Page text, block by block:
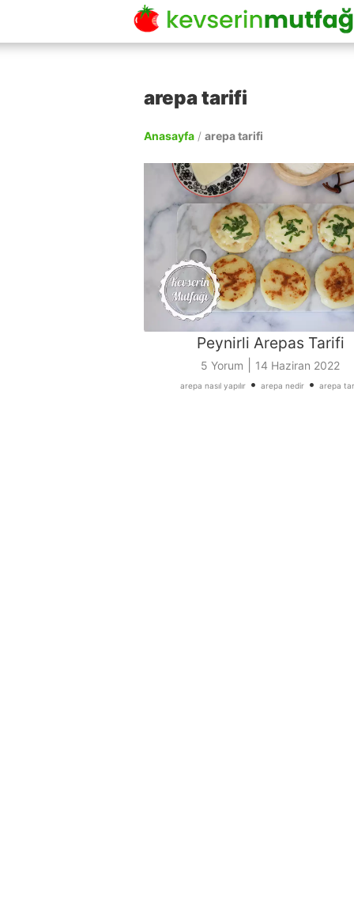
arepa tarifi
Anasayfa / arepa tarifi
Peynirli Arepas Tarifi
5 Yorum 14 Haziran 2022
arepa nasıl yapılır• arepa nedir• arepa